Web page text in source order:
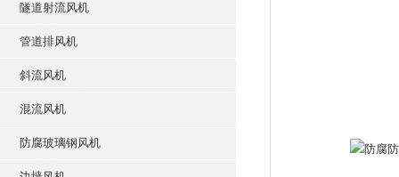
隧道射流风机
管道排风机
斜流风机
混流风机
防腐玻璃钢风机